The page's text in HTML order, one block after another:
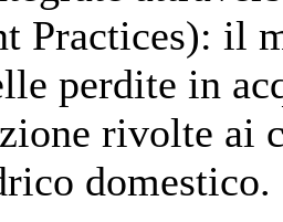
Practices): il
perdite in
rivolte
domestico.